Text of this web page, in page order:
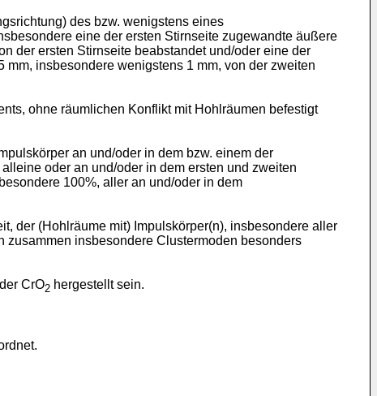
des bzw. wenigstens eines
eine der ersten Stirnseite zugewandte äußere
der ersten Stirnseite beabstandet und/oder eine der
insbesondere wenigstens 1 mm, von der zweiten
ohne räumlichen Konflikt mit Hohlräumen befestigt
an und/oder in dem bzw. einem der
oder an und/oder in dem ersten und zweiten
100%, aller an und/oder in dem
der (Hohlräume mit) Impulskörper(n), insbesondere aller
zusammen insbesondere Clustermoden besonders
CrO2 hergestellt sein.